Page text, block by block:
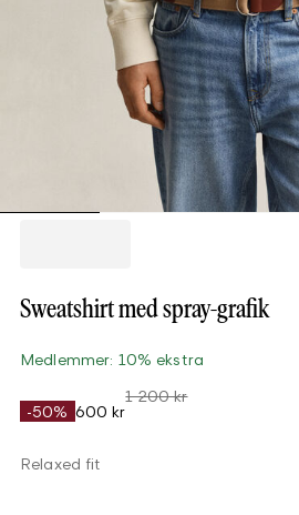
Sweatshirt med spray-grafik
Medlemmer: 10% ekstra
-50% 600 kr
1 200 kr
Relaxed fit